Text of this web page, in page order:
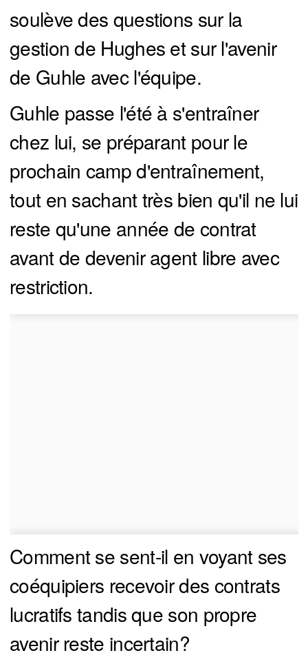
soulève des questions sur la
gestion de Hughes et sur l'avenir
de Guhle avec l'équipe.
Guhle passe l'été à s'entraîner
chez lui, se préparant pour le
prochain camp d'entraînement,
tout en sachant très bien qu'il ne lui
reste qu'une année de contrat
avant de devenir agent libre avec
restriction.
Comment se sent-il en voyant ses
coéquipiers recevoir des contrats
lucratifs tandis que son propre
avenir reste incertain?